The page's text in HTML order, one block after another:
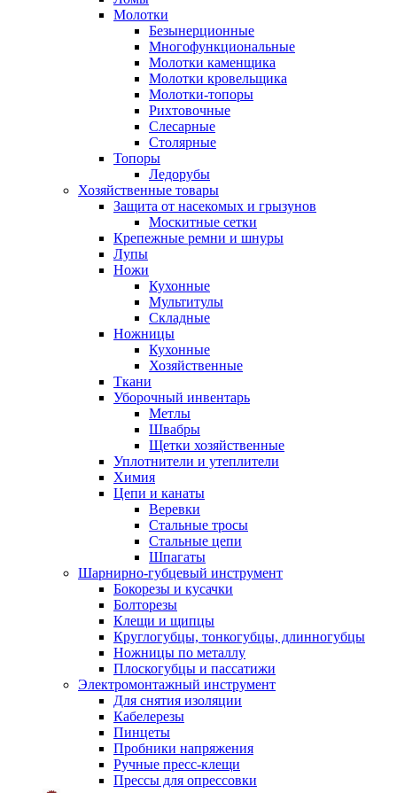
Молотки
Безынерционные
Многофункциональные
Молотки каменщика
Молотки кровельщика
Молотки-топоры
Рихтовочные
Слесарные
Столярные
Топоры
Ледорубы
Хозяйственные товары
Защита от насекомых и грызунов
Москитные сетки
Крепежные ремни и шнуры
Лупы
Ножи
Кухонные
Мультитулы
Складные
Ножницы
Кухонные
Хозяйственные
Ткани
Уборочный инвентарь
Метлы
Швабры
Щетки хозяйственные
Уплотнители и утеплители
Химия
Цепи и канаты
Веревки
Стальные тросы
Стальные цепи
Шпагаты
Шарнирно-губцевый инструмент
Бокорезы и кусачки
Болторезы
Клещи и щипцы
Круглогубцы, тонкогубцы, длинногубцы
Ножницы по металлу
Плоскогубцы и пассатижи
Электромонтажный инструмент
Для снятия изоляции
Кабелерезы
Пинцеты
Пробники напряжения
Ручные пресс-клещи
Прессы для опрессовки